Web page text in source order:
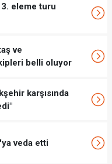
eleme turu
ve
belli oluyor
karşısında
veda etti